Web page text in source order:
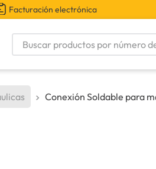
Facturación electrónica
Buscar productos por número de
Conexión Soldable para